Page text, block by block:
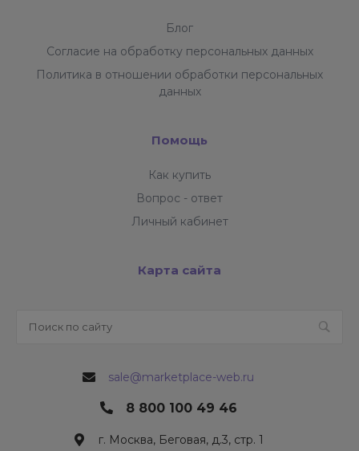
Блог
Согласие на обработку персональных данных
Политика в отношении обработки персональных
данных
Помощь
Как купить
Вопрос - ответ
Личный кабинет
Карта сайта
sale@marketplace-web.ru
8 800 100 49 46
г. Москва, Беговая, д.3, стр. 1